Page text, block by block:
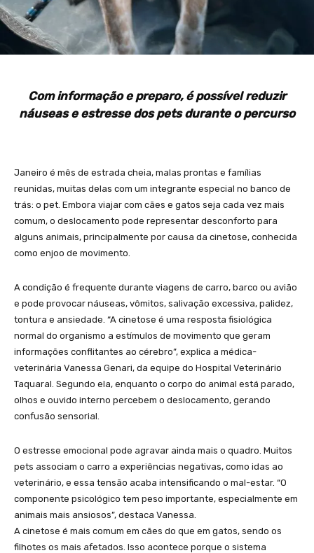
Com informação e preparo, é possível reduzir
náuseas e estresse dos pets durante o percurso
Janeiro é mês de estrada cheia, malas prontas e famílias
reunidas, muitas delas com um integrante especial no banco de
trás: o pet. Embora viajar com cães e gatos seja cada vez mais
comum, o deslocamento pode representar desconforto para
alguns animais, principalmente por causa da cinetose, conhecida
como enjoo de movimento.
A condição é frequente durante viagens de carro, barco ou avião
e pode provocar náuseas, vômitos, salivação excessiva, palidez,
tontura e ansiedade. “A cinetose é uma resposta fisiológica
normal do organismo a estímulos de movimento que geram
informações conflitantes ao cérebro”, explica a médica-
veterinária Vanessa Genari, da equipe do Hospital Veterinário
Taquaral. Segundo ela, enquanto o corpo do animal está parado,
olhos e ouvido interno percebem o deslocamento, gerando
confusão sensorial.
O estresse emocional pode agravar ainda mais o quadro. Muitos
pets associam o carro a experiências negativas, como idas ao
veterinário, e essa tensão acaba intensificando o mal-estar. “O
componente psicológico tem peso importante, especialmente em
animais mais ansiosos”, destaca Vanessa.
A cinetose é mais comum em cães do que em gatos, sendo os
filhotes os mais afetados. Isso acontece porque o sistema